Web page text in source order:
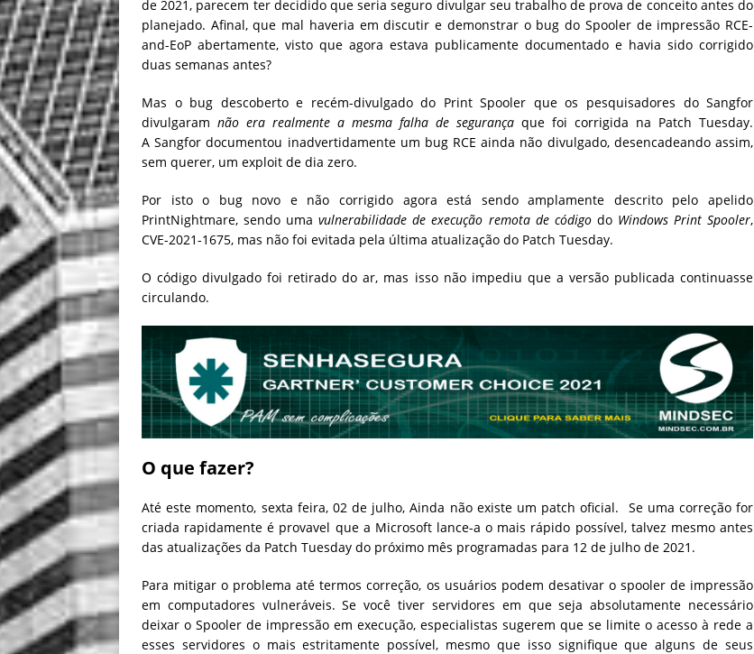
de 2021, parecem ter decidido que seria seguro divulgar seu trabalho de prova de conceito antes do
planejado. Afinal, que mal haveria em discutir e demonstrar o bug do Spooler de impressão RCE-
and-EoP abertamente, visto que agora estava publicamente documentado e havia sido corrigido
duas semanas antes?
Mas o bug descoberto e recém-divulgado do Print Spooler que os pesquisadores do Sangfor
divulgaramnão era realmente a mesma falha de segurança que foi corrigida na Patch Tuesday.
A Sangfor documentou inadvertidamente um bug RCE ainda não divulgado, desencadeando assim,
sem querer, um exploit de dia zero.
Por isto o bug novo e não corrigido agora está sendo amplamente descrito pelo apelido
PrintNightmare, sendo umavulnerabilidade de execução remota de códigodo Windows Print Spooler,
CVE-2021-1675, mas não foi evitada pela última atualização do Patch Tuesday.
O código divulgado foi retirado do ar, mas isso não impediu que a versão publicada continuasse
circulando.
O que fazer?
Até este momento, sexta feira, 02 de julho, Ainda não existe um patch oficial. Se uma correção for
criada rapidamente é provavel que a Microsoft lance-a o mais rápido possível, talvez mesmo antes
das atualizações da Patch Tuesday do próximo mês programadas para 12 de julho de 2021.
Para mitigar o problema até termos correção, os usuários podem desativar o spooler de impressão
em computadores vulneráveis. Se você tiver servidores em que seja absolutamente necessário
deixar o Spooler de impressão em execução, especialistas sugerem que se limite o acesso à rede a
esses servidores o mais estritamente possível, mesmo que isso signifique que alguns de seus